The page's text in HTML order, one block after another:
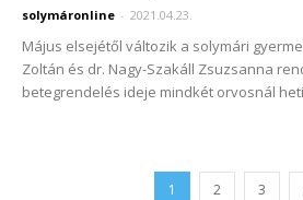
solymáronline - 2021.04.23.
Május elsejétől változik a solymári
Zoltán és dr. Nagy-Szakáll Zsuzsanna
betegrendelés ideje mindkét orvosnál heti
1 2 3